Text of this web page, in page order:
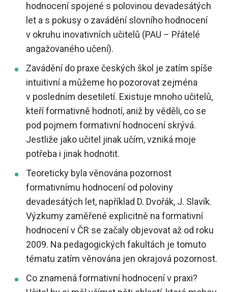
hodnocení spojené s polovinou devadesátých
let a s pokusy o zavádění slovního hodnocení
v okruhu inovativních učitelů (PAU – Přátelé
angažovaného učení).
Zavádění do praxe českých škol je zatím spíše
intuitivní a můžeme ho pozorovat zejména
v posledním desetiletí. Existuje mnoho učitelů,
kteří formativně hodnotí, aniž by věděli, co se
pod pojmem formativní hodnocení skrývá.
Jestliže jako učitel jinak učím, vzniká moje
potřeba i jinak hodnotit.
Teoreticky byla věnována pozornost
formativnímu hodnocení od poloviny
devadesátých let, například D. Dvořák, J. Slavík.
Výzkumy zaměřené explicitně na formativní
hodnocení v ČR se začaly objevovat až od roku
2009. Na pedagogických fakultách je tomuto
tématu zatím věnována jen okrajová pozornost.
Co znamená formativní hodnocení v praxi?